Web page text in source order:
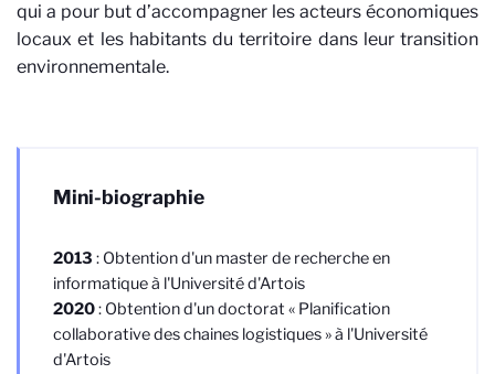
qui a pour but d’accompagner les acteurs économiques
locaux et les habitants du territoire dans leur transition
environnementale.
Mini-biographie
2013 : Obtention d'un master de recherche en
informatique à l'Université d'Artois
2020: Obtention d'un doctorat « Planification
collaborative des chaines logistiques » à l'Université
d'Artois